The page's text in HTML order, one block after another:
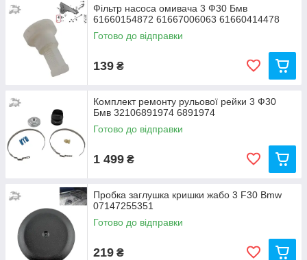
Фільтр насоса омивача 3 Ф30 Бмв
61660154872 61667006063 61660414478
Готово до відправки
139 ₴
Комплект ремонту рульової рейки 3 Ф30
Бмв 32106891974 6891974
Готово до відправки
1 499 ₴
Пробка заглушка кришки жабо 3 F30 Bmw
07147255351
Готово до відправки
219 ₴